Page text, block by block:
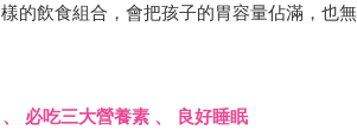
的飲食組合，會把孩子的胃容量佔滿，也
、 必吃三大營養素 、 良好睡眠